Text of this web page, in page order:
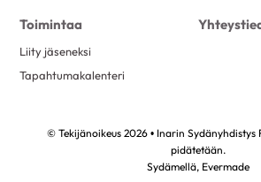
Toimintaa
Liity jäseneksi
Tapahtumakalenteri
© Tekijänoikeus 2026 • Inarin Sydänyhdistys
pidätetään.
Sydämellä, Evermade